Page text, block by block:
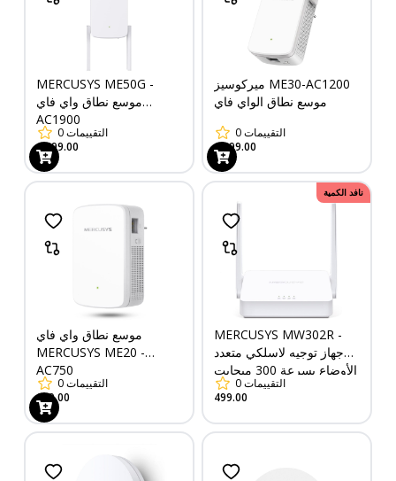
MERCUSYS ME50G -
موسع نطاق واي فاي
AC1900
0التقييمات
1,899.00
ميركوسيز ME30-AC1200
موسع نطاق الواي فاي
0التقييمات
1,399.00
موسع نطاق واي فاي
MERCUSYS ME20 -
AC750
0التقييمات
699.00
نافد الكمية
MERCUSYS MW302R -
جهاز توجيه لاسلكي متعدد
الأوضاع بسرعة 300 ميجابت
في الثانية
0التقييمات
499.00